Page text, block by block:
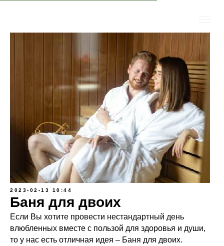
2023-02-13 10:44
Баня для двоих
Если Вы хотите провести нестандартный день
влюбленных вместе с пользой для здоровья и души,
то у нас есть отличная идея – Баня для двоих.